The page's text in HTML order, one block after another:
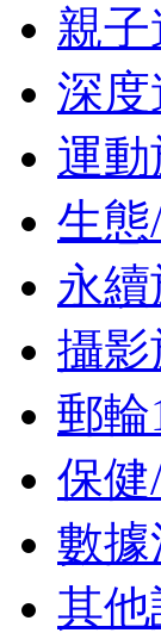
親子
深度
運
生態
永
攝影
郵輪
保健
數
其